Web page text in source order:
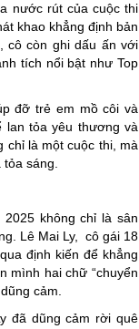
nước rút của cuộc thi
khao khẳng định bản
cô còn ghi dấu ấn với
tích nổi bật như Top
đỡ trẻ em mồ côi và
lan tỏa yêu thương và
chỉ là một cuộc thi, mà
tỏa sáng.
không chỉ là sân
Lê Mai Ly, cô gái 18
định kiến để khẳng
mình hai chữ “chuyển
cảm.
đã dũng cảm rời quê